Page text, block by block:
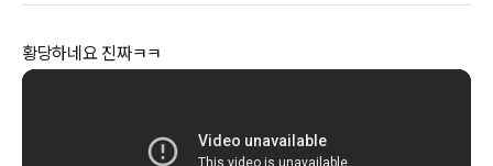
황당하네요 진짜ㅋㅋ